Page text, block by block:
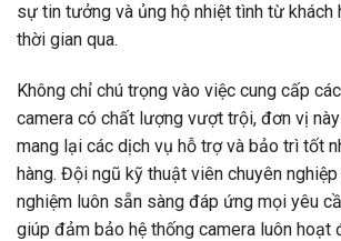
sự tin tưởng và ủng hộ nhiệt tình từ khách
thời gian qua.
Không chỉ chú trọng vào việc cung cấp
camera có chất lượng vượt trội, đơn vị
mang lại các dịch vụ hỗ trợ và bảo trì tốt
hàng. Đội ngũ kỹ thuật viên chuyên
nghiệm luôn sẵn sàng đáp ứng mọi yêu
giúp đảm bảo hệ thống camera luôn hoạt